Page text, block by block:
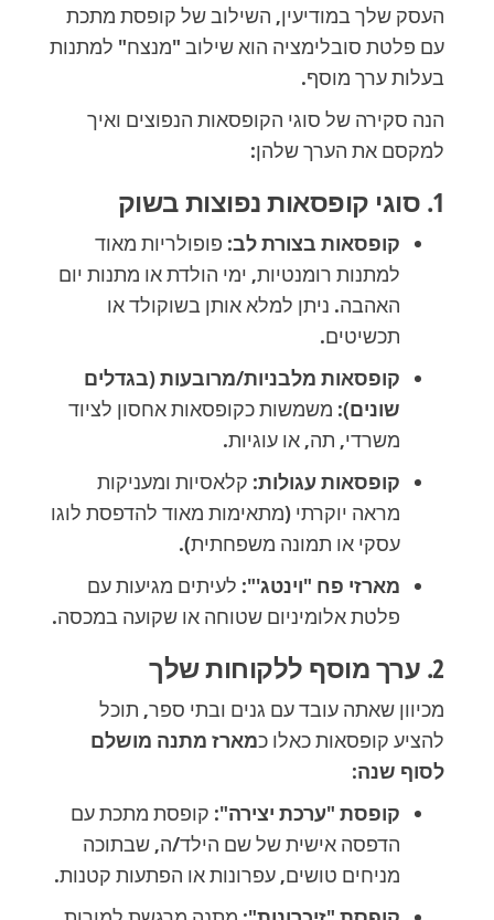
העסק שלך במודיעין, השילוב של קופסת מתכת
עם פלטת סובלימציה הוא שילוב "מנצח" למתנות
בעלות ערך מוסף.
הנה סקירה של סוגי הקופסאות הנפוצים ואיך
למקסם את הערך שלהן:
1. סוגי קופסאות נפוצות בשוק
קופסאות בצורת לב: פופולריות מאוד
למתנות רומנטיות, ימי הולדת או מתנות יום
האהבה. ניתן למלא אותן בשוקולד או
תכשיטים.
קופסאות מלבניות/מרובעות (בגדלים
שונים): משמשות כקופסאות אחסון לציוד
משרדי, תה, או עוגיות.
קופסאות עגולות: קלאסיות ומעניקות
מראה יוקרתי (מתאימות מאוד להדפסת לוגו
עסקי או תמונה משפחתית).
מארזי פח "וינטג'": לעיתים מגיעות עם
פלטת אלומיניום שטוחה או שקועה במכסה.
2. ערך מוסף ללקוחות שלך
מכיוון שאתה עובד עם גנים ובתי ספר, תוכל
להציע קופסאות כאלו כמארז מתנה מושלם
לסוף שנה:
קופסת "ערכת יצירה": קופסת מתכת עם
הדפסה אישית של שם הילד/ה, שבתוכה
מניחים טושים, עפרונות או הפתעות קטנות.